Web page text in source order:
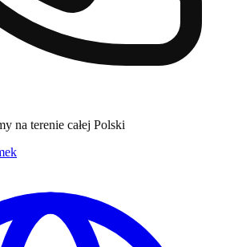
na terenie całej Polski